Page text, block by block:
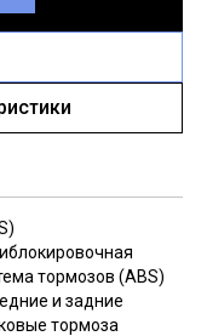
тормозов (ABS)
и задние
тормоза